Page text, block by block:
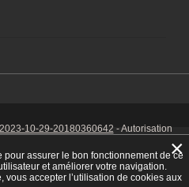
10-29-20180360642 - Autorisation
-Mentions Légales-CookiesTél. : 06 14
01 75 32
assurer le bon fonctionnement de ce
et améliorer votre navigation.
vous accepter l’utilisation de cookies aux
×